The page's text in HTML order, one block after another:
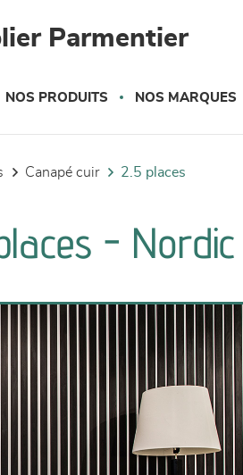
Parmentier
NOS PRODUITS NOS MARQUES
canapé cuir 2.5 places
- Nordic